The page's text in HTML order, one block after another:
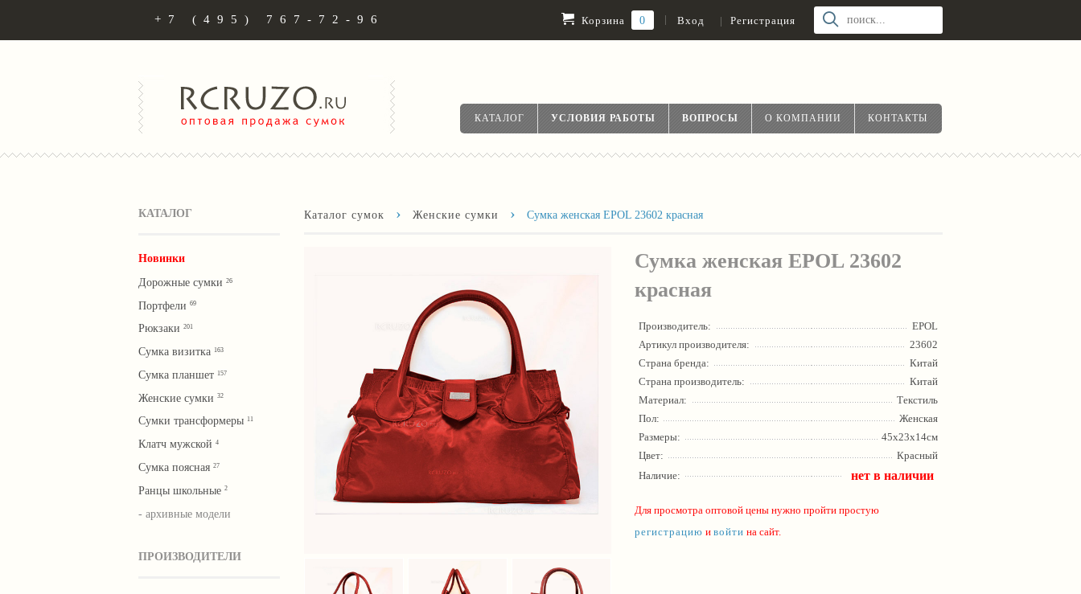
+7 (495) 767-72-96 Корзина 0 | Вход | Регистрация
КАТАЛОГ УСЛОВИЯ РАБОТЫ ВОПРОСЫ О КОМПАНИИ КОНТАКТЫ
КАТАЛОГ
Новинки
Дорожные сумки 26
Портфели 69
Рюкзаки 201
Сумка визитка 163
Сумка планшет 157
Женские сумки 32
Сумки трансформеры 11
Клатч мужской 4
Cумка поясная 27
Ранцы школьные 2
- архивные модели
ПРОИЗВОДИТЕЛИ
Каталог сумок › Женские сумки › Сумка женская EPOL 23602 красная
Сумка женская EPOL 23602
красная
Производитель:
EPOL
Артикул производителя:
23602
Страна бренда:
Китай
Страна производитель:
Китай
Материал:
Текстиль
Пол:
Женская
Размеры:
45х23х14см
Цвет:
Красный
Наличие:
нет в наличии
Для просмотра оптовой цены нужно пройти простую
регистрацию и войти на сайт.